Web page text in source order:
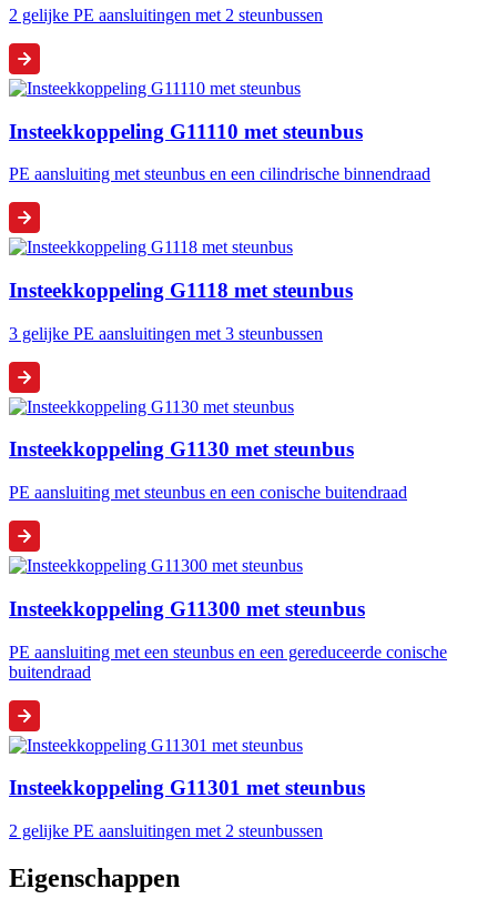
2 gelijke PE aansluitingen met 2 steunbussen
Insteekkoppeling G11110 met steunbus
PE aansluiting met steunbus en een cilindrische binnendraad
Insteekkoppeling G1118 met steunbus
3 gelijke PE aansluitingen met 3 steunbussen
Insteekkoppeling G1130 met steunbus
PE aansluiting met steunbus en een conische buitendraad
Insteekkoppeling G11300 met steunbus
PE aansluiting met een steunbus en een gereduceerde conische
buitendraad
Insteekkoppeling G11301 met steunbus
2 gelijke PE aansluitingen met 2 steunbussen
Eigenschappen